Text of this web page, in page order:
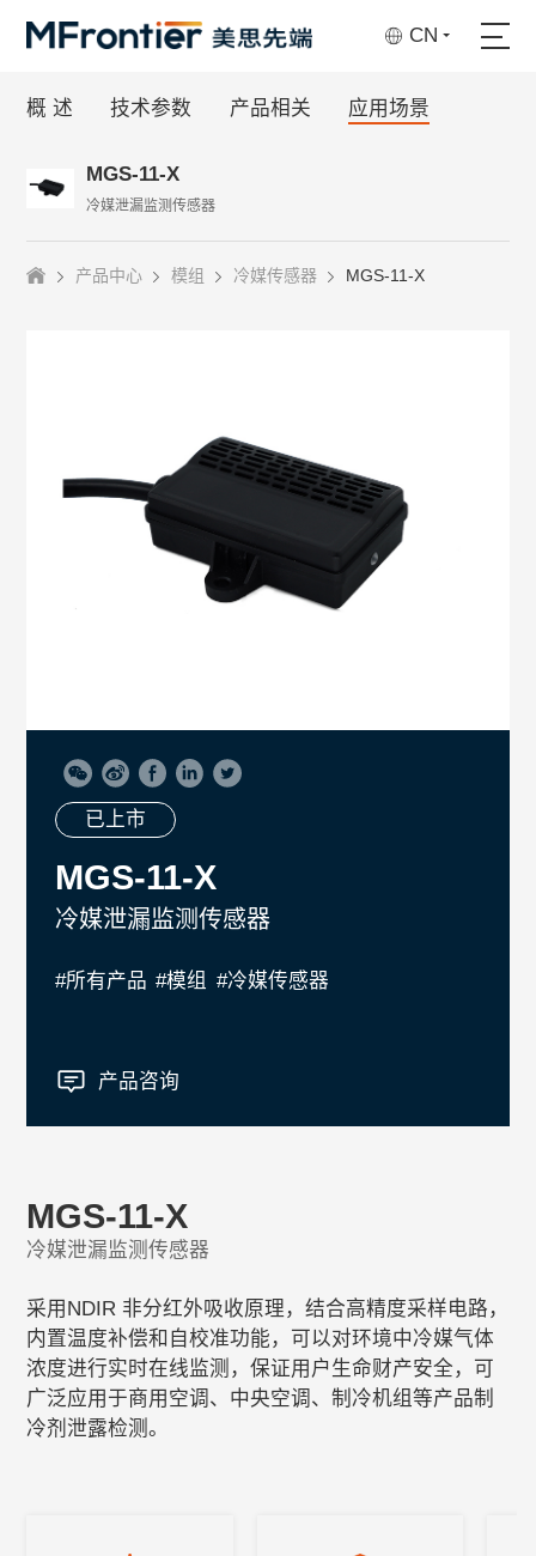
CN
MGS-11-X
冷媒泄漏监测传感器
概 述 技术参数 产品相关 应用场景
产品中心 模组 冷媒传感器 MGS-11-X
已上市
MGS-11-X
冷媒泄漏监测传感器
#所有产品 #模组 #冷媒传感器
产品咨询
MGS-11-X
冷媒泄漏监测传感器
采用NDIR 非分红外吸收原理，结合高精度采样电路，
内置温度补偿和自校准功能，可以对环境中冷媒气体
浓度进行实时在线监测，保证用户生命财产安全，可
广泛应用于商用空调、中央空调、制冷机组等产品制
冷剂泄露检测。